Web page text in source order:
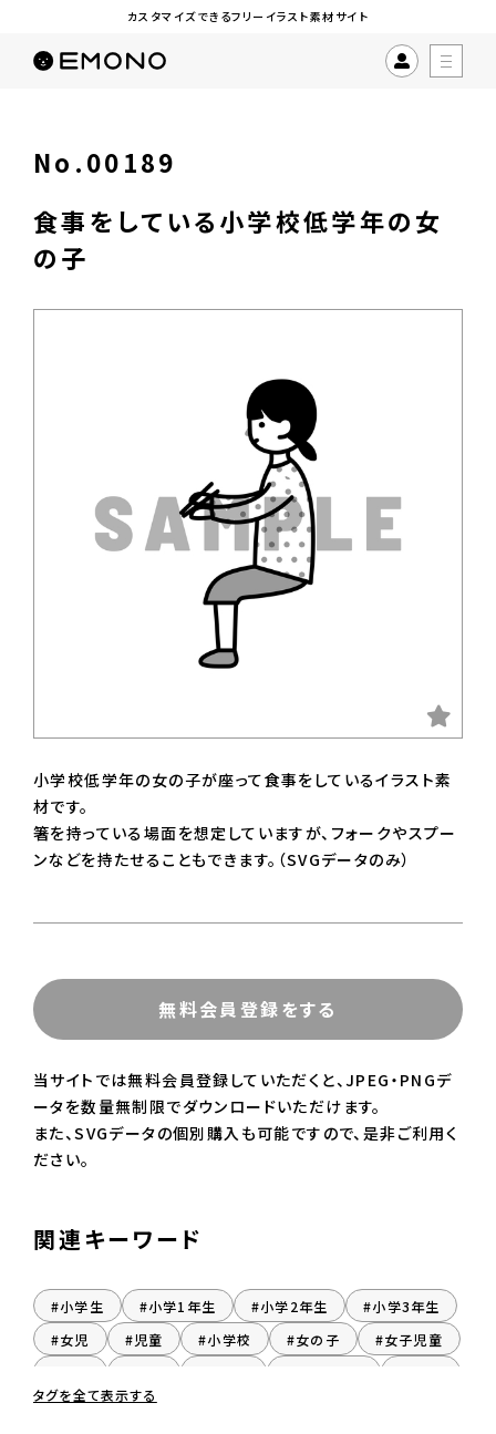
カスタマイズできるフリーイラスト素材サイト
No.00189
食事をしている小学校低学年の女
の子
小学校低学年の女の子が座って食事をしているイラスト素
材です。
箸を持っている場面を想定していますが、フォークやスプー
ンなどを持たせることもできます。（SVGデータのみ）
無料会員登録をする
当サイトでは無料会員登録していただくと、JPEG・PNGデ
ータを数量無制限でダウンロードいただけます。
また、SVGデータの個別購入も可能ですので、是非ご利用く
ださい。
関連キーワード
#小学生 #小学1年生 #小学2年生
#小学3年生
#女児
#児童 #小学校 #女の子
#女子児童
#座る
#着席
タグを全て表示する